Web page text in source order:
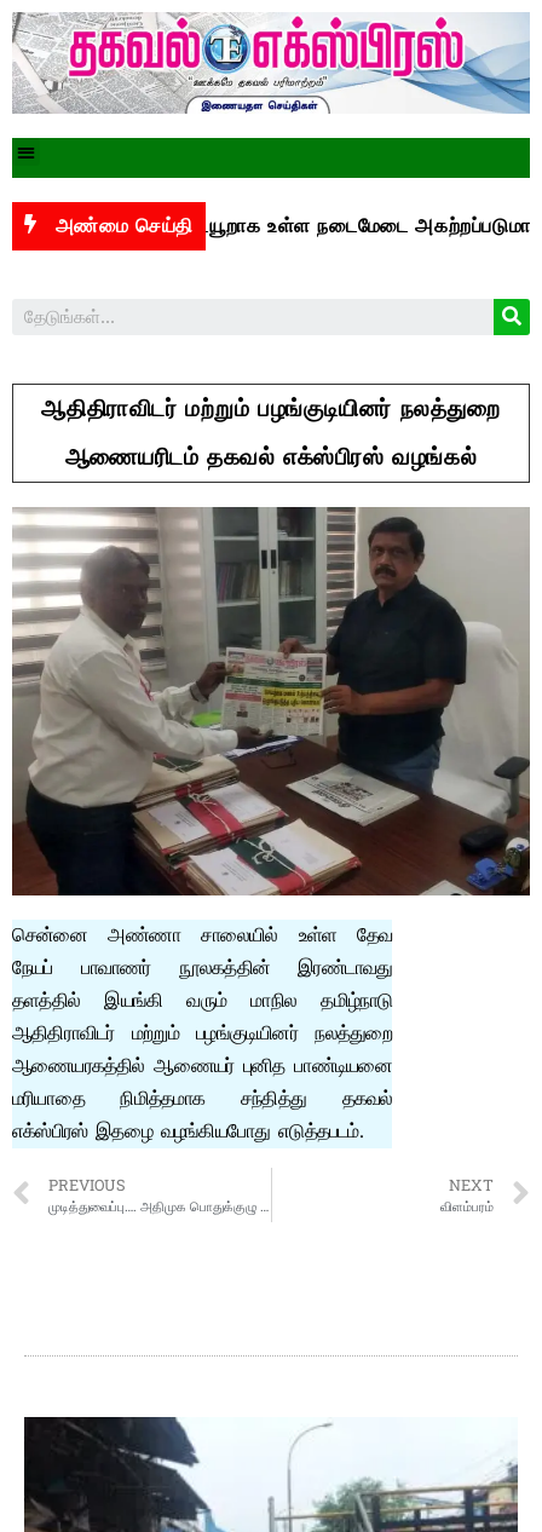
அண்மை செய்தி
இடையூறாக உள்ள நடைமேடை அகற்றப்படுமா?
ஆதிதிராவிடர் மற்றும் பழங்குடியினர் நலத்துறை
ஆணையரிடம் தகவல் எக்ஸ்பிரஸ் வழங்கல்
சென்னை அண்ணா சாலையில் உள்ள தேவ
நேயப் பாவாணர் நூலகத்தின் இரண்டாவது
தளத்தில் இயங்கி வரும் மாநில தமிழ்நாடு
ஆதிதிராவிடர் மற்றும் பழங்குடியினர் நலத்துறை
ஆணையரகத்தில் ஆணையர் புனித பாண்டியனை
மரியாதை நிமித்தமாக சந்தித்து தகவல்
எக்ஸ்பிரஸ் இதழை வழங்கியபோது எடுத்தபடம்.
PREVIOUS NEXT
விளம்பரம்